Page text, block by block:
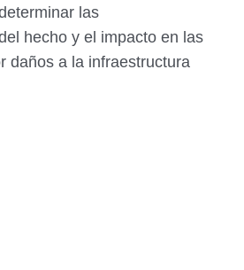
las
hecho y el impacto en las
daños a la infraestructura